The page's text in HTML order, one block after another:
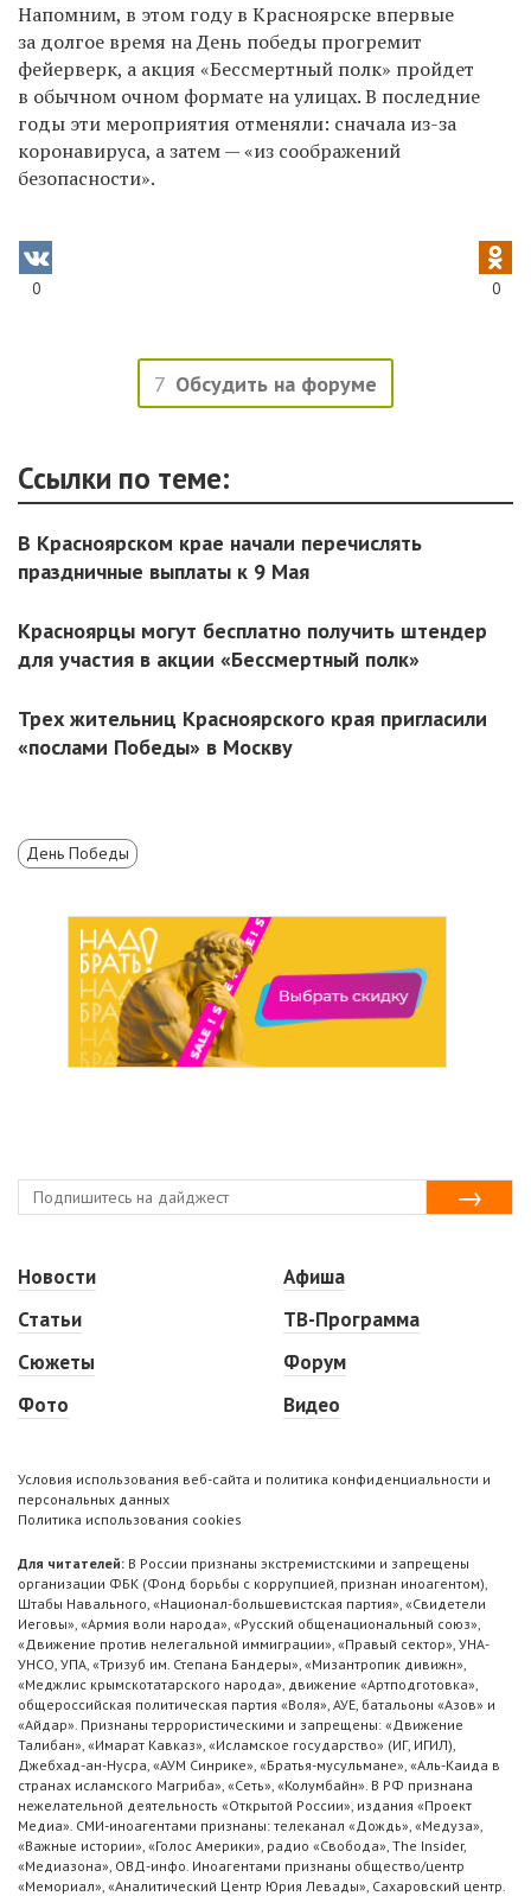
Напомним, в этом году в Красноярске впервые
за долгое время на День победы прогремит
фейерверк, а акция «Бессмертный полк» пройдет
в обычном очном формате на улицах. В последние
годы эти мероприятия отменяли: сначала из-за
коронавируса, а затем — «из соображений
безопасности».
0 0
7 Обсудить на форуме
Ссылки по теме:
В Красноярском крае начали перечислять
праздничные выплаты к 9 Мая
Красноярцы могут бесплатно получить штендер
для участия в акции «Бессмертный полк»
Трех жительниц Красноярского края пригласили
«послами Победы» в Москву
День Победы
Новости
Статьи
Сюжеты
Фото
Афиша
ТВ-Программа
Форум
Видео
Условия использования веб-сайта и политика конфиденциальности и
персональных данных
Политика использования cookies
Для читателей: В России признаны экстремистскими и запрещены
организации ФБК (Фонд борьбы с коррупцией, признан иноагентом),
Штабы Навального, «Национал-большевистская партия», «Свидетели
Иеговы», «Армия воли народа», «Русский общенациональный союз»,
«Движение против нелегальной иммиграции», «Правый сектор», УНА-
УНСО, УПА, «Тризуб им. Степана Бандеры», «Мизантропик дивижн»,
«Меджлис крымскотатарского народа», движение «Артподготовка»,
общероссийская политическая партия «Воля», АУЕ, батальоны «Азов» и
«Айдар». Признаны террористическими и запрещены: «Движение
Талибан», «Имарат Кавказ», «Исламское государство» (ИГ, ИГИЛ),
Джебхад-ан-Нусра, «АУМ Синрике», «Братья-мусульмане», «Аль-Каида в
странах исламского Магриба», «Сеть», «Колумбайн». В РФ признана
нежелательной деятельность «Открытой России», издания «Проект
Медиа». СМИ-иноагентами признаны: телеканал «Дождь», «Медуза»,
«Важные истории», «Голос Америки», радио «Свобода», The Insider,
«Медиазона», ОВД-инфо. Иноагентами признаны общество/центр
«Мемориал», «Аналитический Центр Юрия Левады», Сахаровский центр.